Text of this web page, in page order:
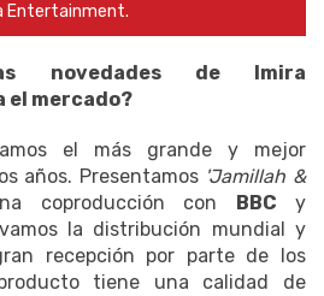
Entertainment.
novedades de Imira
mercado?
el más grande y mejor
años. Presentamos'Jamillah &
coproducción con BBCy
la distribución mundial y
recepción por parte de los
tiene una calidad de